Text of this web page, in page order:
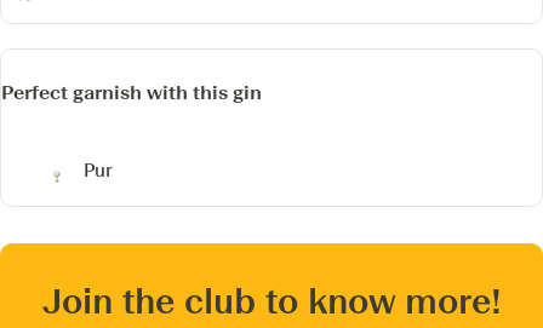
Perfect garnish with this gin
Pur
Join the club to know more!